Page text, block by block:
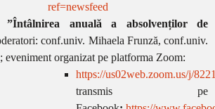
ref=newsfeed
”Întâlnirea anuală a absolvenților de
conf.univ. Mihaela Frunză, conf.univ.
eveniment organizat pe platforma Zoom:
https://us02web.zoom.us/j/
transmis pe